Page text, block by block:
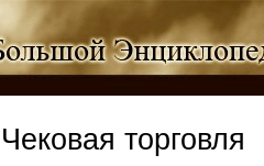
Чековая торговля